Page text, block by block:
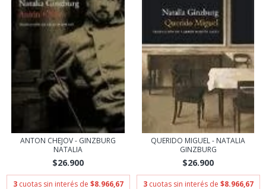
ANTON CHEJOV - GINZBURG
NATALIA
$26.900
3 cuotas sin interés de $8.966,67
QUERIDO MIGUEL - NATALIA
GINZBURG
$26.900
3 cuotas sin interés de $8.966,67